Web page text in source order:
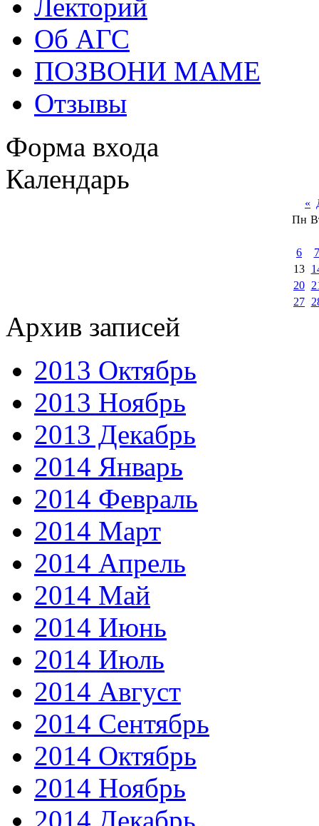
Лекторий
Об АГС
ПОЗВОНИ МАМЕ
Отзывы
Форма входа
Календарь
«
Пн
6
7
13
20
27
Архив записей
2013 Октябрь
2013 Ноябрь
2013 Декабрь
2014 Январь
2014 Февраль
2014 Март
2014 Апрель
2014 Май
2014 Июнь
2014 Июль
2014 Август
2014 Сентябрь
2014 Октябрь
2014 Ноябрь
2014 Декабрь